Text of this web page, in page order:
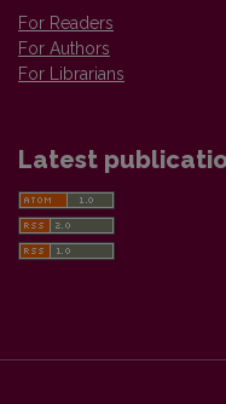
For Readers
For Authors
For Librarians
Latest